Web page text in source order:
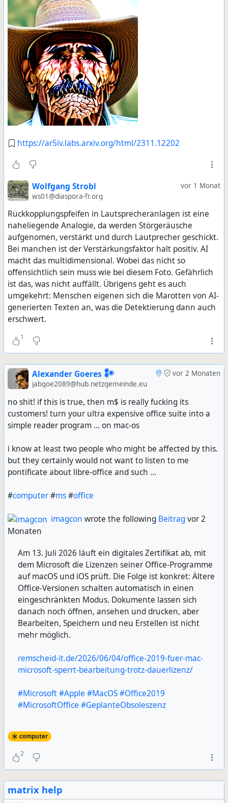
https://ar5iv.labs.arxiv.org/html/2311.12202
vor 1 Monat
Wolfgang Strobl
ws01@diaspora-fr.org
Rückkopplungspfeifen in Lautsprecheranlagen ist eine
naheliegende Analogie, da werden Störgeräusche
aufgenomen, verstärkt und durch Lautprecher geschickt.
Bei manchen ist der Verstärkungsfaktor halt positiv. AI
macht das multidimensional. Wobei das nicht so
offensichtlich sein muss wie bei diesem Foto. Gefährlich
ist das, was nicht auffällt. Übrigens geht es auch
umgekehrt: Menschen eigenen sich die Marotten von AI-
generierten Texten an, was die Detektierung dann auch
erschwert.
1
vor 2 Monaten
Alexander Goeres 𒀯
jabgoe2089@hub.netzgemeinde.eu
no shit! if this is true, then m$ is really fucking its
customers! turn your ultra expensive office suite into a
simple reader program ... on mac-os
i know at least two people who might be affected by this.
but they certainly would not want to listen to me
pontificate about libre-office and such ...
#computer#ms#office
imagcon wrote the following Beitragvor 2
Monaten
Am 13. Juli 2026 läuft ein digitales Zertifikat ab, mit
dem Microsoft die Lizenzen seiner Office-Programme
auf macOS und iOS prüft. Die Folge ist konkret: Ältere
Office-Versionen schalten automatisch in einen
eingeschränkten Modus. Dokumente lassen sich
danach noch öffnen, ansehen und drucken, aber
Bearbeiten, Speichern und neu Erstellen ist nicht
mehr möglich.
remscheid-it.de/2026/06/04/office-2019-fuer-mac-
microsoft-sperrt-bearbeitung-trotz-dauerlizenz/
#Microsoft#Apple #MacOS#Office2019
#MicrosoftOffice #GeplanteObsoleszenz
computer
2
matrix help